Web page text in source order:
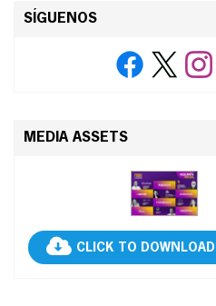
SÍGUENOS
MEDIA ASSETS
CLICK TO DOWNLOAD